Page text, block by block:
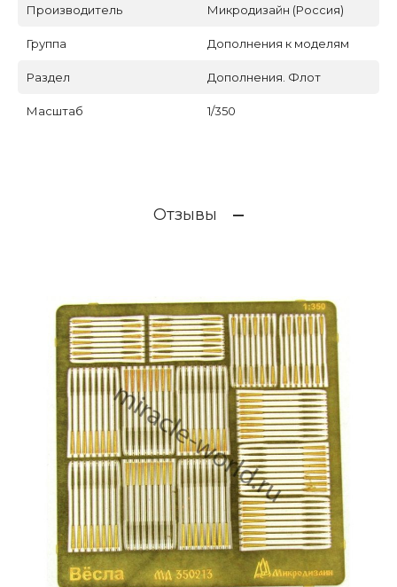
Производитель Микродизайн (Россия)
Группа Дополнения к моделям
Раздел Дополнения. Флот
Масштаб 1/350
Отзывы